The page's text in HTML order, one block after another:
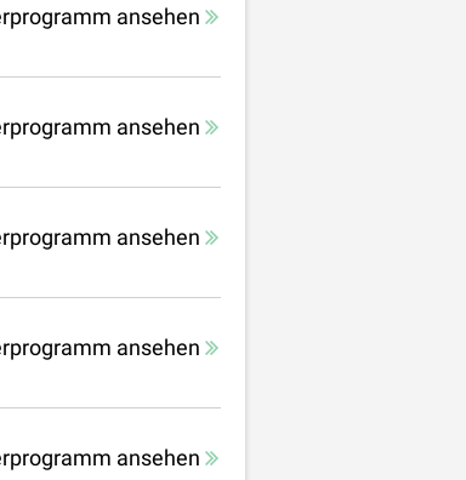
ansehen
ansehen
ansehen
ansehen
ansehen